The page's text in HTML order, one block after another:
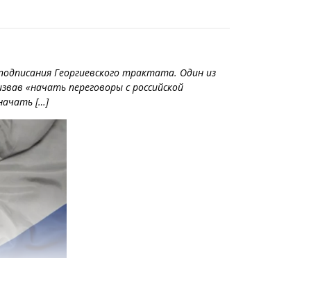
Георгиевского трактата. Один из
«начать переговоры с российской
[…]